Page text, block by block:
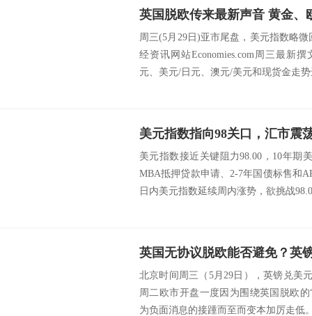
周三(5月29日)亚市尾盘，美元指数略
经资讯网站Economies.com周三最新
元、美元/日元、澳元/美元和现货金走
美元指数指向98关口，汇市震
美元指数接近关键阻力98.00，10年期
MBA抵押贷款申请、2-7年国债标售和
日内美元指数延续周内涨势，欲挑战
英国无协议脱欧能否避免？英
北京时间周三（5月29日），英镑兑美
周二欧市开盘一度因为围绕英国脱欧
为负面消息的接踵而至而变本加厉走低